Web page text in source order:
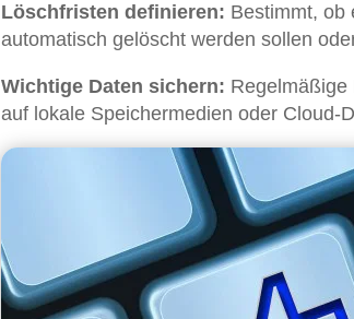
Löschfristen definieren: Bestimmt, ob
automatisch gelöscht werden sollen
Wichtige Daten sichern: Regelmäßige
auf lokale Speichermedien oder Cloud-